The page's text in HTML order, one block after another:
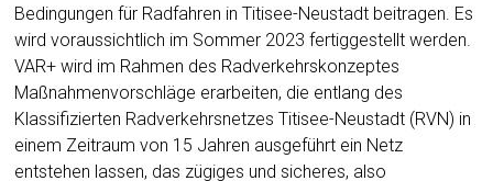
Bedingungen für Radfahren in Titisee-Neustadt beitragen. Es
wird voraussichtlich im Sommer 2023 fertiggestellt werden.
VAR+ wird im Rahmen des Radverkehrskonzeptes
Maßnahmenvorschläge erarbeiten, die entlang des
Klassifizierten Radverkehrsnetzes Titisee-Neustadt (RVN) in
einem Zeitraum von 15 Jahren ausgeführt ein Netz
entstehen lassen, das zügiges und sicheres, also